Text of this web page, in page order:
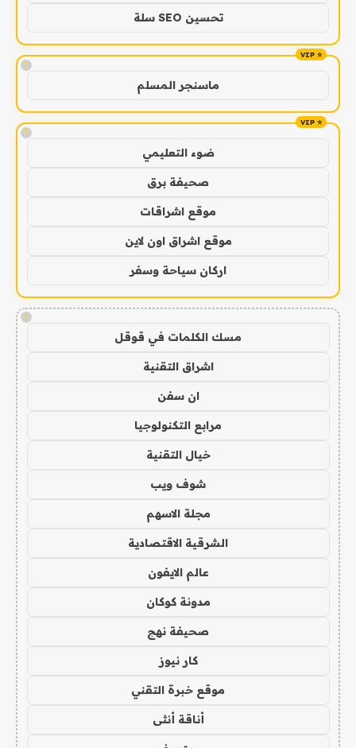
تحسين SEO سلة
!
ماسنجر المسلم
!
ضوء التعليمي
صحيفة برق
موقع اشراقات
موقع اشراق اون لاين
اركان سياحة وسفر
!
مسك الكلمات في قوقل
اشراق التقنية
ان سفن
مرابع التكنولوجيا
خيال التقنية
شوف ويب
مجلة الاسهم
الشرقية الاقتصادية
عالم الايفون
مدونة كوكان
صحيفة نهج
كار نيوز
موقع خبرة التقني
أناقة أنثى